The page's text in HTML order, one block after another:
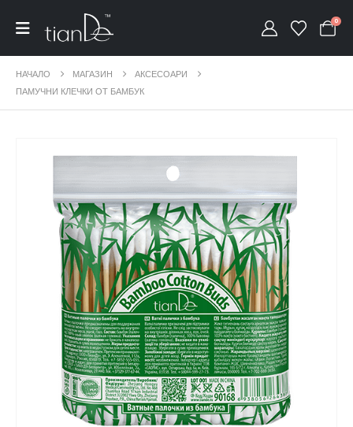
0
НАЧАЛО МАГАЗИН
АКСЕСОАРИ
ПАМУЧНИ КЛЕЧКИ ОТ БАМБУК